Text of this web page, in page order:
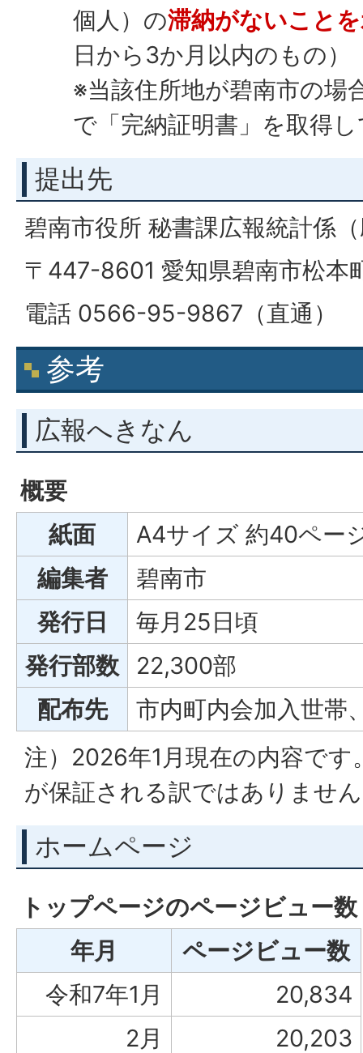
個人）の滞納がないこと
日から3か月以内のもの）
※当該住所地が碧南市の場
で「完納証明書」を取得
提出先
碧南市役所 秘書課広報統計係
〒447-8601 愛知県碧南市松本
電話 0566-95-9867（直通）
参考
広報へきなん
概要
紙面
A4サイズ 約40ペー
編集者
碧南市
発行日
毎月25日頃
発行部数
22,300部
配布先
市内町内会加入世帯
注）2026年1月現在の内容です
が保証される訳ではありませ
ホームページ
トップページのページビュー数
年月
ページビュー数
令和7年1月
20,834
2月
20,203